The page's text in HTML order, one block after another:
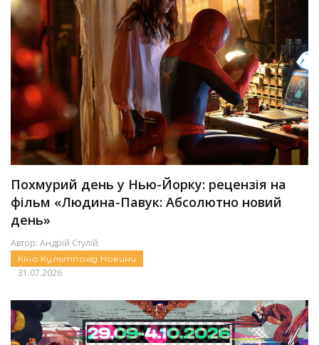
Похмурий день у Нью-Йорку: рецензія на
фільм «Людина-Павук: Абсолютно новий
день»
Автор: Андрій Стулій
Кіно Культпохід Новини
31.07.2026